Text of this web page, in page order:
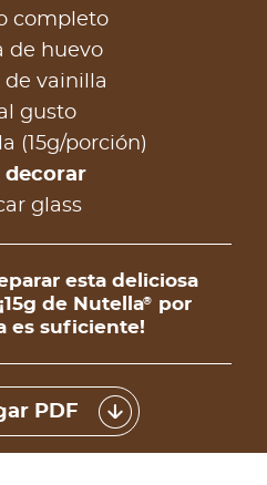
completo
de huevo
de vainilla
gusto
(15g/porción)
decorar
glass
esta deliciosa
de Nutella®
por
es suficiente!
PDF